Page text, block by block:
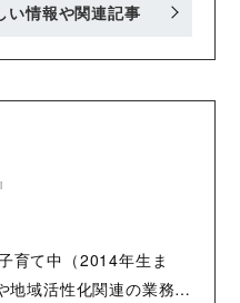
もたちと、その子ども
る理解と対応』（郁洋
載などを担当。
い情報や関連記事
育て中（2014年生ま
地域活性化関連の業務に